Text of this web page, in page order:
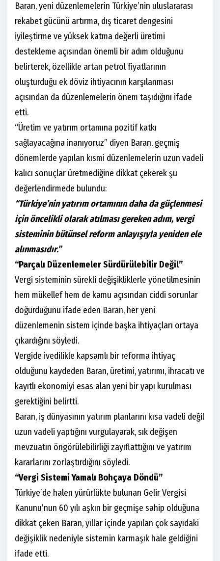
Baran, yeni düzenlemelerin Türkiye’nin uluslararası
rekabet gücünü artırma, dış ticaret dengesini
iyileştirme ve yüksek katma değerli üretimi
destekleme açısından önemli bir adım olduğunu
belirterek, özellikle artan petrol fiyatlarının
oluşturduğu ek döviz ihtiyacının karşılanması
açısından da düzenlemelerin önem taşıdığını ifade
etti.
“Üretim ve yatırım ortamına pozitif katkı
sağlayacağına inanıyoruz” diyen Baran, geçmiş
dönemlerde yapılan kısmi düzenlemelerin uzun vadeli
kalıcı sonuçlar üretmediğine dikkat çekerek şu
değerlendirmede bulundu:
“Türkiye’nin yatırım ortamının daha da güçlenmesi
için öncelikli olarak atılması gereken adım, vergi
sisteminin bütünsel reform anlayışıyla yeniden ele
alınmasıdır.”
“Parçalı Düzenlemeler Sürdürülebilir Değil”
Vergi sisteminin sürekli değişikliklerle yönetilmesinin
hem mükellef hem de kamu açısından ciddi sorunlar
doğurduğunu ifade eden Baran, her yeni
düzenlemenin sistem içinde başka ihtiyaçları ortaya
çıkardığını söyledi.
Vergide ivedilikle kapsamlı bir reforma ihtiyaç
olduğunu kaydeden Baran, üretimi, yatırımı, ihracatı ve
kayıtlı ekonomiyi esas alan yeni bir yapı kurulması
gerektiğini belirtti.
Baran, iş dünyasının yatırım planlarını kısa vadeli değil
uzun vadeli yaptığını vurgulayarak, sık değişen
mevzuatın öngörülebilirliği zayıflattığını ve yatırım
kararlarını zorlaştırdığını söyledi.
“Vergi Sistemi Yamalı Bohçaya Döndü”
Türkiye’de halen yürürlükte bulunan Gelir Vergisi
Kanunu’nun 60 yılı aşkın bir geçmişe sahip olduğuna
dikkat çeken Baran, yıllar içinde yapılan çok sayıdaki
değişiklik nedeniyle sistemin karmaşık hale geldiğini
ifade etti.